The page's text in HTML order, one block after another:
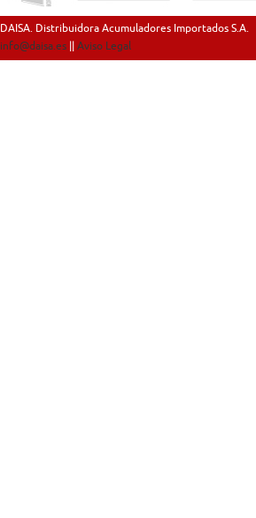
DAISA. Distribuidora Acumuladores Importados S.A.
info@daisa.es|| Aviso Legal